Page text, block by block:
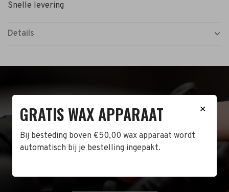
Snelle levering
Details
BEZOEK DE WINKEL!
Naast de online shop hebben wij ook een fysieke
winkel in Zwijndrecht! Het adres is: Antoni van
Leeuwenhoekstraat 10. Kom op een doordeweekse
✕
GRATIS WAX APPARAAT
Bij besteding boven €50,00 wax apparaat wordt
automatisch bij je bestelling ingepakt.